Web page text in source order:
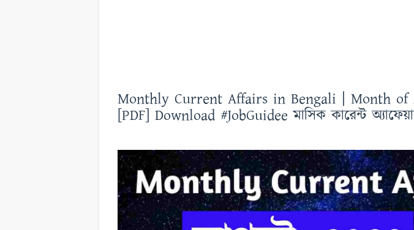
Monthly Current Affairs in Bengali | Month of
[PDF] Download #JobGuidee মাসিক কারেন্ট